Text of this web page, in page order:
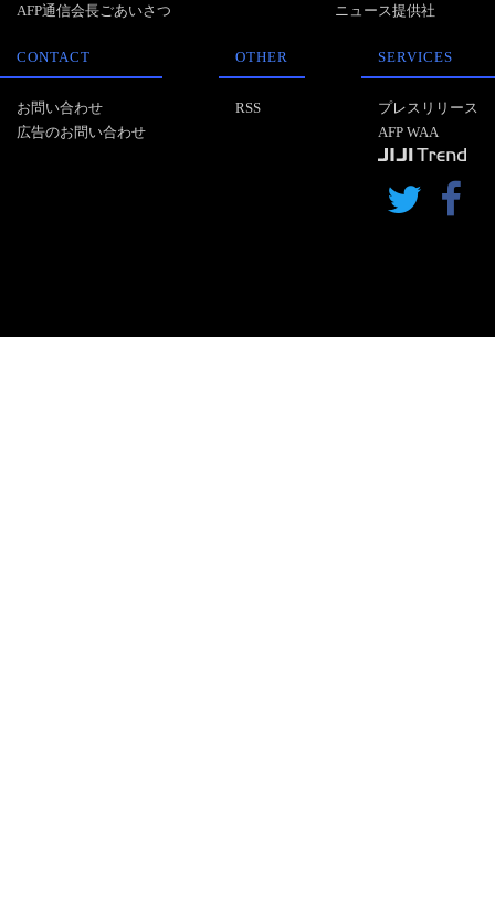
AFP通信会長ごあいさつ
ニュース提供社
CONTACT
お問い合わせ
広告のお問い合わせ
OTHER
RSS
SERVICES
プレスリリース
AFP WAA